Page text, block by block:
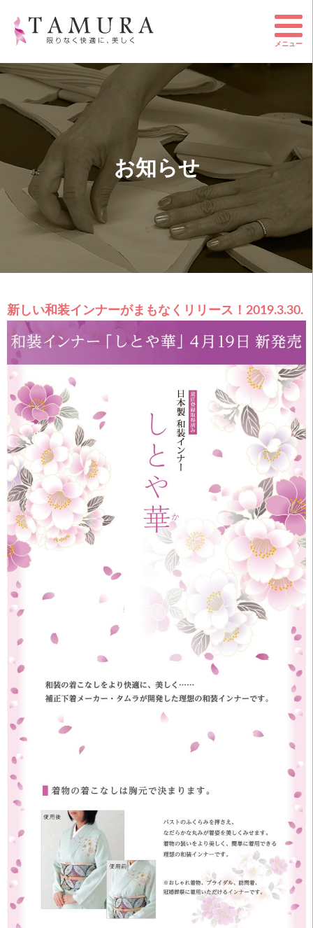
お知らせ
新しい和装インナーがまもなくリリース！ 2019.3.30.
メニュー